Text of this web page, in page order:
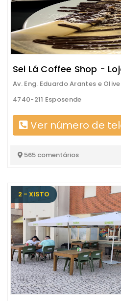
Sei Lá Coffee Shop -
Av. Eng. Eduardo Arantes e
4740-211 Esposende
Ver número de
565 comentários
2 - XISTO